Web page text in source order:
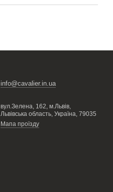
info@cavalier.in.ua
вул.Зелена, 162, м.Львів,
Львівська область, Україна, 79035
Мапа проїзду